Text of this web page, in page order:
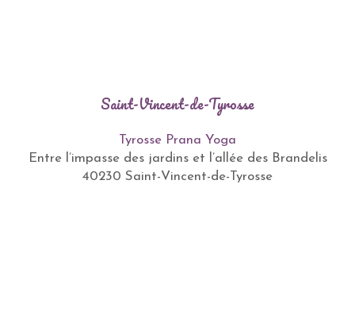
Saint-Vincent-de-Tyrosse
Tyrosse Prana Yoga
Entre l’impasse des jardins et l’allée des Brandelis
40230 Saint-Vincent-de-Tyrosse